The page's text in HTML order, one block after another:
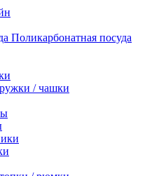
Поликарбонатная посуда
/ чашки